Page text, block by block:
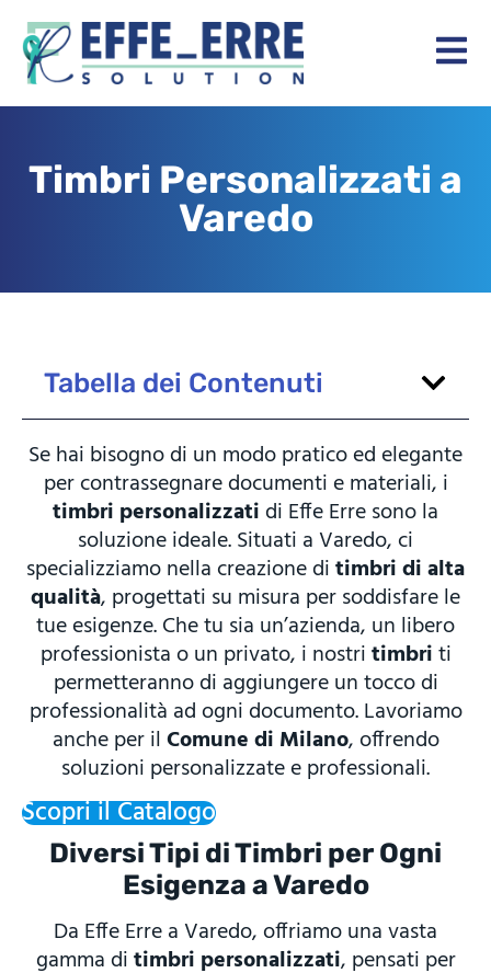
Timbri Personalizzati a
Varedo
Tabella dei Contenuti
Se hai bisogno di un modo pratico ed elegante
per contrassegnare documenti e materiali, i
timbri personalizzatidi Effe Erre sono la
soluzione ideale. Situati a Varedo, ci
specializziamo nella creazione ditimbri di alta
qualità, progettati su misura per soddisfare le
tue esigenze. Che tu sia un’azienda, un libero
professionista o un privato, i nostritimbriti
permetteranno di aggiungere un tocco di
professionalità ad ogni documento. Lavoriamo
anche per ilComune di Milano, offrendo
soluzioni personalizzate e professionali.
Scopri il Catalogo
Diversi Tipi di Timbri per Ogni
Esigenza a Varedo
Da Effe Erre a Varedo, offriamo una vasta
gamma ditimbri personalizzati, pensati per